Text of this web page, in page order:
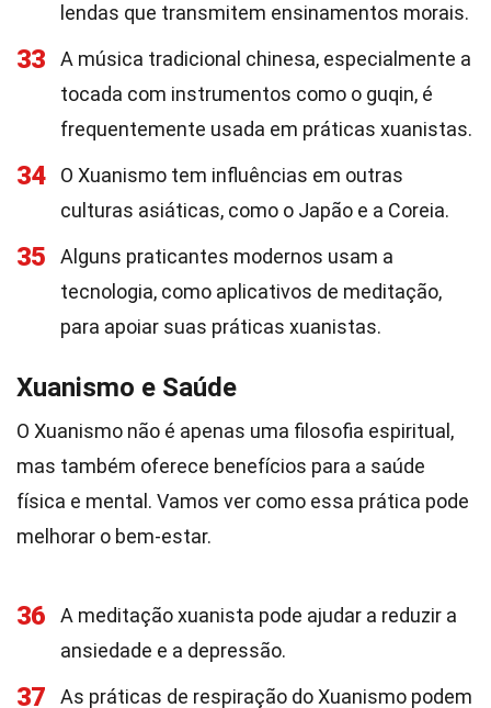
lendas que transmitem ensinamentos morais.
33
A música tradicional chinesa, especialmente a
tocada com instrumentos como o guqin, é
frequentemente usada em práticas xuanistas.
34
O Xuanismo tem influências em outras
culturas asiáticas, como o Japão e a Coreia.
35
Alguns praticantes modernos usam a
tecnologia, como aplicativos de meditação,
para apoiar suas práticas xuanistas.
Xuanismo e Saúde
O Xuanismo não é apenas uma filosofia espiritual,
mas também oferece benefícios para a saúde
física e mental. Vamos ver como essa prática pode
melhorar o bem-estar.
36
A meditação xuanista pode ajudar a reduzir a
ansiedade e a depressão.
37
As práticas de respiração do Xuanismo podem